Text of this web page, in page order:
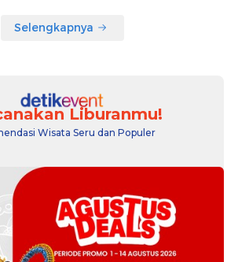
Selengkapnya
Liburanmu!
Wisata Seru dan Populer